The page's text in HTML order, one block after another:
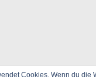
Cookies. Wenn du die